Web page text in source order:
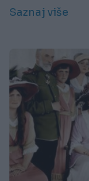
Saznaj više